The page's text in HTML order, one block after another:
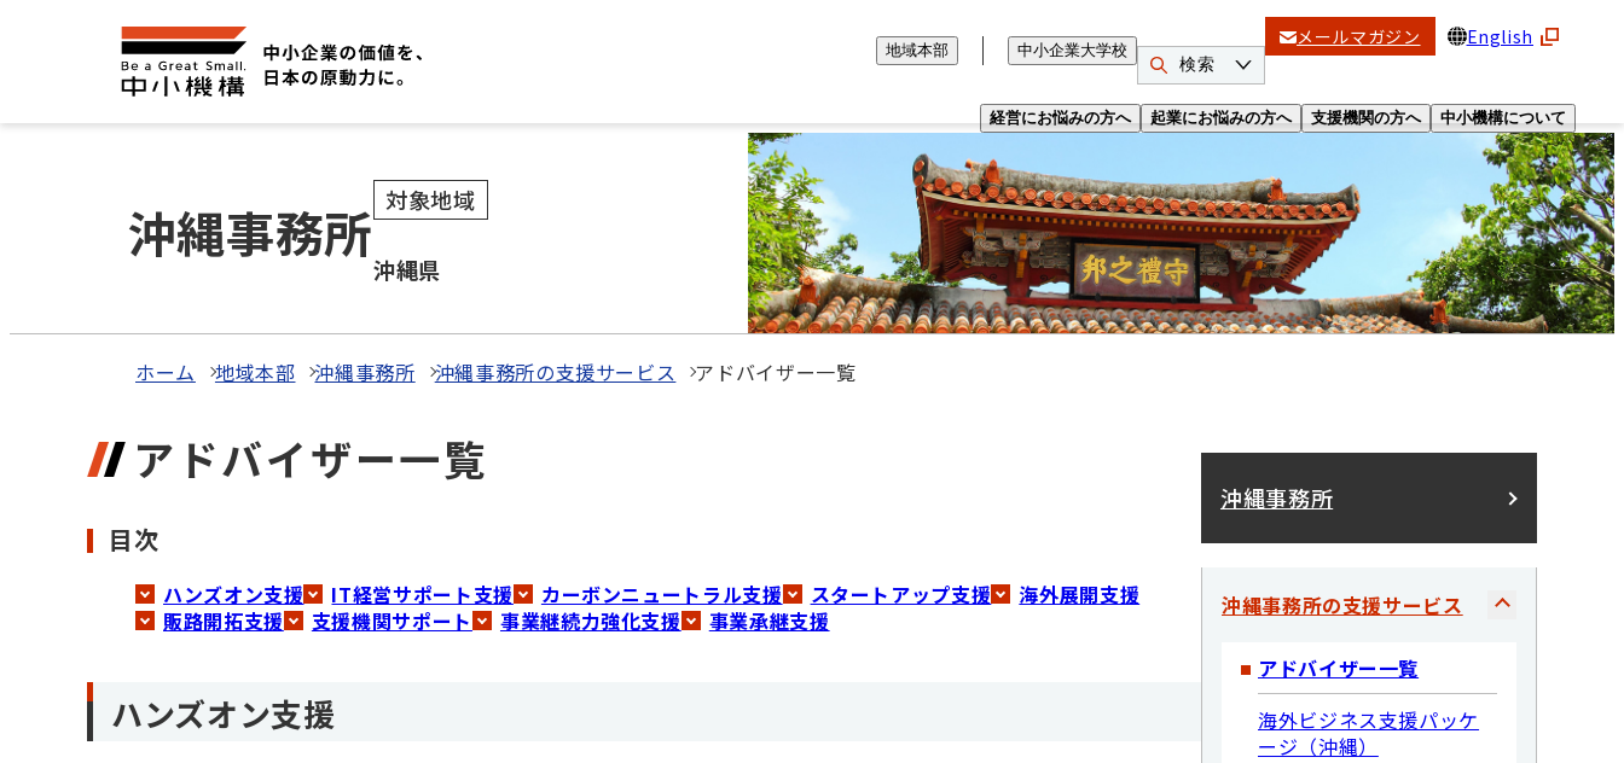
経営にお悩みの方へ 起業にお悩みの方へ 支援機関の方へ 中小機構について
地域本部 中小企業大学校
検索
メールマガジン English
沖縄事務所 対象地域
沖縄県
ホーム 地域本部 沖縄事務所 沖縄事務所の支援サービス アドバイザー一覧
アドバイザー一覧
目次
ハンズオン支援 IT経営サポート支援 カーボンニュートラル支援 スタートアップ支援
海外展開支援
販路開拓支援
支援機関サポート 事業継続力強化支援 事業承継支援
ハンズオン支援
沖縄事務所
沖縄事務所の支援サービス
アドバイザー一覧
海外ビジネス支援パッケ
ージ（沖縄）